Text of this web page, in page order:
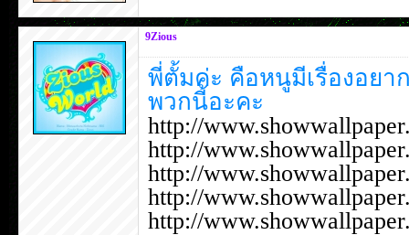
9Zious
พี่ตั้มค่ะ คือหนูมีเรื่องอยา
พวกนี้อะคะ
http://
http://
http://
http://
http://